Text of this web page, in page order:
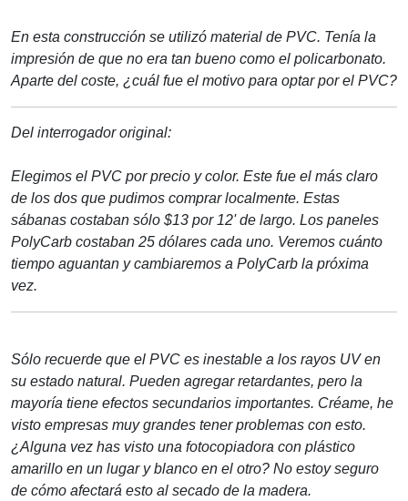
En esta construcción se utilizó material de PVC. Tenía la
impresión de que no era tan bueno como el policarbonato.
Aparte del coste, ¿cuál fue el motivo para optar por el PVC?
Del interrogador original:
Elegimos el PVC por precio y color. Este fue el más claro
de los dos que pudimos comprar localmente. Estas
sábanas costaban sólo $13 por 12' de largo. Los paneles
PolyCarb costaban 25 dólares cada uno. Veremos cuánto
tiempo aguantan y cambiaremos a PolyCarb la próxima
vez.
Sólo recuerde que el PVC es inestable a los rayos UV en
su estado natural. Pueden agregar retardantes, pero la
mayoría tiene efectos secundarios importantes. Créame, he
visto empresas muy grandes tener problemas con esto.
¿Alguna vez has visto una fotocopiadora con plástico
amarillo en un lugar y blanco en el otro? No estoy seguro
de cómo afectará esto al secado de la madera.